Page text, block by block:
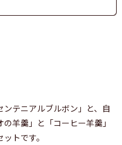
テニアルブルボン」と、自
羊羹」と「コーヒー羊羹」
トです。